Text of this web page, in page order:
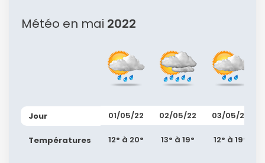
Météo en mai 2022
Jour
Températures
01/05/22
12° à 20°
02/05/22
13° à 19°
03/05/22
12° à 19°